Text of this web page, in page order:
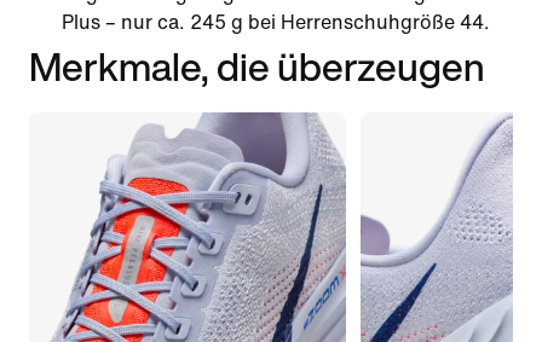
Plus – nur ca. 245 g bei Herrenschuhgröße 44.
Merkmale, die überzeugen